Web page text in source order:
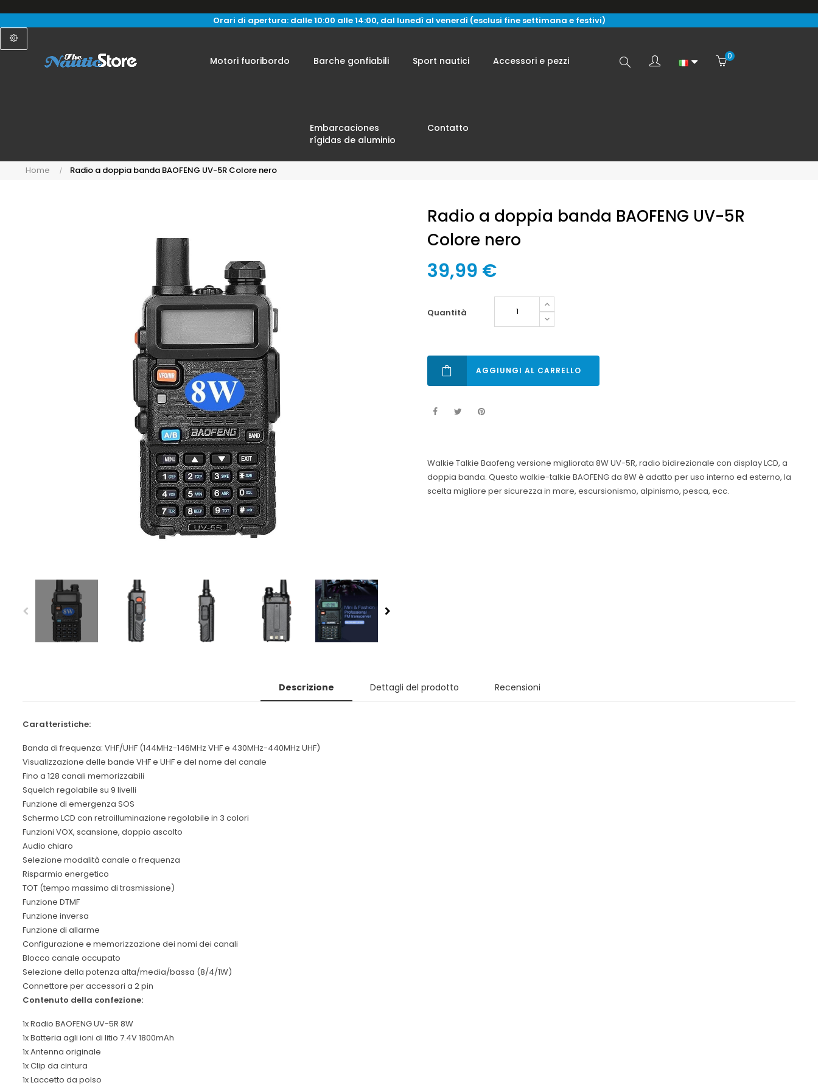
Orari di apertura: dalle 10:00 alle 14:00, dal lunedì al venerdì (esclusi fine settimana e festivi)
Motori fuoribordo Barche gonfiabili Sport nautici Accessori e pezzi
Embarcaciones
rígidas de aluminio
Contatto
Search 0
Home Radio a doppia banda BAOFENG UV-5R Colore nero
Radio a doppia banda BAOFENG UV-5R
Colore nero
39,99 €
quantità
AGGIUNGI AL CARRELLO
Walkie Talkie Baofeng versione migliorata 8W UV-5R, radio bidirezionale con display LCD, a
doppia banda. Questo walkie-talkie BAOFENG da 8W è adatto per uso interno ed esterno, la
scelta migliore per sicurezza in mare, escursionismo, alpinismo, pesca, ecc.
Descrizione Dettagli del prodotto Recensioni
Caratteristiche:
Banda di frequenza: VHF/UHF (144MHz-146MHz VHF e 430MHz-440MHz UHF)
Visualizzazione delle bande VHF e UHF e del nome del canale
Fino a 128 canali memorizzabili
Squelch regolabile su 9 livelli
Funzione di emergenza SOS
Schermo LCD con retroilluminazione regolabile in 3 colori
Funzioni VOX, scansione, doppio ascolto
Audio chiaro
Selezione modalità canale o frequenza
Risparmio energetico
TOT (tempo massimo di trasmissione)
Funzione DTMF
Funzione inversa
Funzione di allarme
Configurazione e memorizzazione dei nomi dei canali
Blocco canale occupato
Selezione della potenza alta/media/bassa (8/4/1W)
Connettore per accessori a 2 pin
Contenuto della confezione:
1x Radio BAOFENG UV-5R 8W
1x Batteria agli ioni di litio 7.4V 1800mAh
1x Antenna originale
1x Clip da cintura
1x Laccetto da polso